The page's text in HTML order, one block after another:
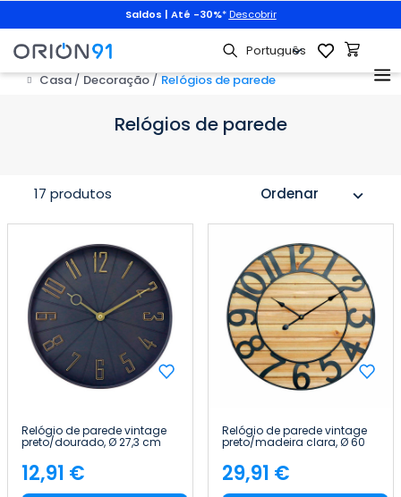
Saldos | Até -30%* Descobrir
Casa Decoração Relógios de parede
Relógios de parede
Ordenar expand_more
17 produtos
Relógio de parede vintage
preto/dourado, Ø 27,3 cm
Thinia Home
Preço
12,91 €
Relógio de parede vintage
preto/madeira clara, Ø 60
cm Thinia Home
Preço
29,91 €